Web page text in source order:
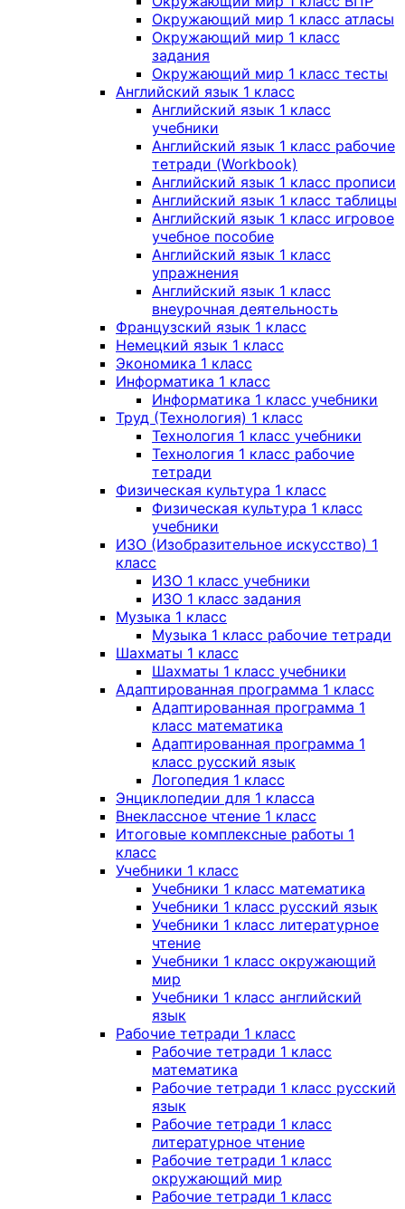
Окружающий мир 1 класс атласы
Окружающий мир 1 класс
задания
Окружающий мир 1 класс тесты
Английский язык 1 класс
Английский язык 1 класс
учебники
Английский язык 1 класс рабочие
тетради (Workbook)
Английский язык 1 класс прописи
Английский язык 1 класс таблицы
Английский язык 1 класс игровое
учебное пособие
Английский язык 1 класс
упражнения
Английский язык 1 класс
внеурочная деятельность
Французский язык 1 класс
Немецкий язык 1 класс
Экономика 1 класс
Информатика 1 класс
Информатика 1 класс учебники
Труд (Технология) 1 класс
Технология 1 класс учебники
Технология 1 класс рабочие
тетради
Физическая культура 1 класс
Физическая культура 1 класс
учебники
ИЗО (Изобразительное искусство) 1
класс
ИЗО 1 класс учебники
ИЗО 1 класс задания
Музыка 1 класс
Музыка 1 класс рабочие тетради
Шахматы 1 класс
Шахматы 1 класс учебники
Адаптированная программа 1 класс
Адаптированная программа 1
класс математика
Адаптированная программа 1
класс русский язык
Логопедия 1 класс
Энциклопедии для 1 класса
Внеклассное чтение 1 класс
Итоговые комплексные работы 1
класс
Учебники 1 класс
Учебники 1 класс математика
Учебники 1 класс русский язык
Учебники 1 класс литературное
чтение
Учебники 1 класс окружающий
мир
Учебники 1 класс английский
язык
Рабочие тетради 1 класс
Рабочие тетради 1 класс
математика
Рабочие тетради 1 класс русский
язык
Рабочие тетради 1 класс
литературное чтение
Рабочие тетради 1 класс
окружающий мир
Рабочие тетради 1 класс